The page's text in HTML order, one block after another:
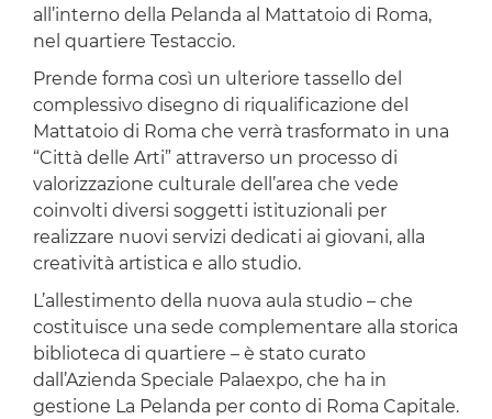
all’interno della Pelanda al Mattatoio di Roma,
nel quartiere Testaccio.
Prende forma così un ulteriore tassello del
complessivo disegno di riqualificazione del
Mattatoio di Roma che verrà trasformato in una
“Città delle Arti” attraverso un processo di
valorizzazione culturale dell’area che vede
coinvolti diversi soggetti istituzionali per
realizzare nuovi servizi dedicati ai giovani, alla
creatività artistica e allo studio.
L’allestimento della nuova aula studio – che
costituisce una sede complementare alla storica
biblioteca di quartiere – è stato curato
dall’Azienda Speciale Palaexpo, che ha in
gestione La Pelanda per conto di Roma Capitale.